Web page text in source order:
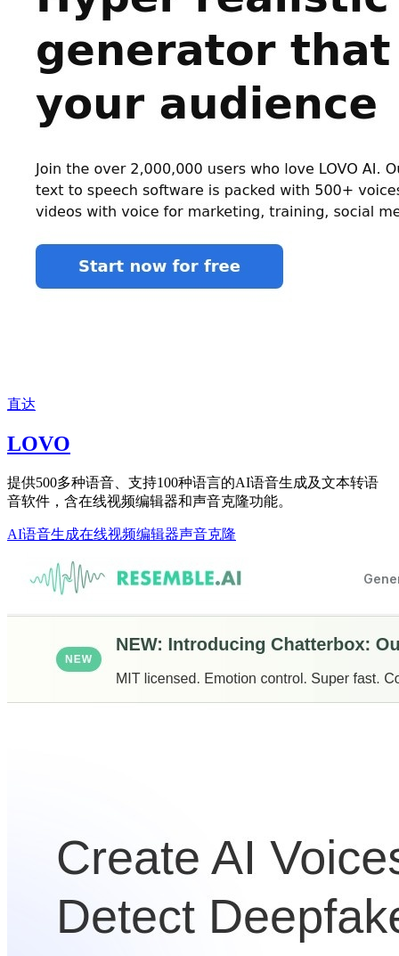
直达
LOVO
提供500多种语音、支持100种语言的AI语音生成及文本转语
音软件，含在线视频编辑器和声音克隆功能。
AI语音生成在线视频编辑器声音克隆